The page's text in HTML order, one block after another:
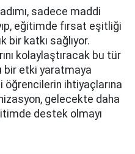
sadece maddi
eğitimde fırsat eşitliği
bir katkı sağlıyor.
kolaylaştıracak bu tür
bir etki yaratmaya
ihtiyaçlarına
gelecekte daha
destek olmayı